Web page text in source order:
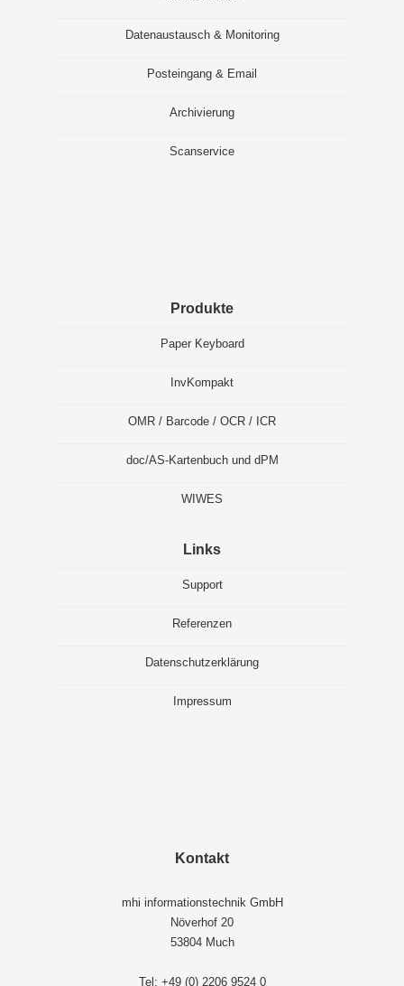
Datenaustausch & Monitoring
Posteingang & Email
Archivierung
Scanservice
Produkte
Paper Keyboard
InvKompakt
OMR / Barcode / OCR / ICR
doc/AS-Kartenbuch und dPM
WIWES
Links
Support
Referenzen
Datenschutzerklärung
Impressum
Kontakt
mhi informationstechnik GmbH
Növerhof 20
53804 Much
Tel: +49 (0) 2206 9524 0